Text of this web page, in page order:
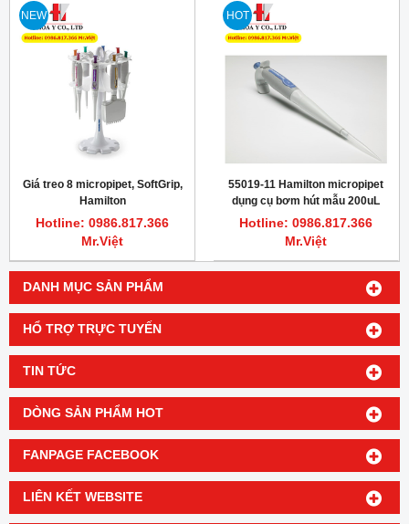
DANH MỤC SẢN PHẨM
HỔ TRỢ TRỰC TUYẾN
TIN TỨC
DÒNG SẢN PHẨM HOT
FANPAGE FACEBOOK
LIÊN KẾT WEBSITE
NEW
Giá treo 8 micropipet, SoftGrip,
Hamilton
Hotline: 0986.817.366
Mr.Việt
HOT
55019-11 Hamilton micropipet
dụng cụ bơm hút mẫu 200uL
Hotline: 0986.817.366
Mr.Việt